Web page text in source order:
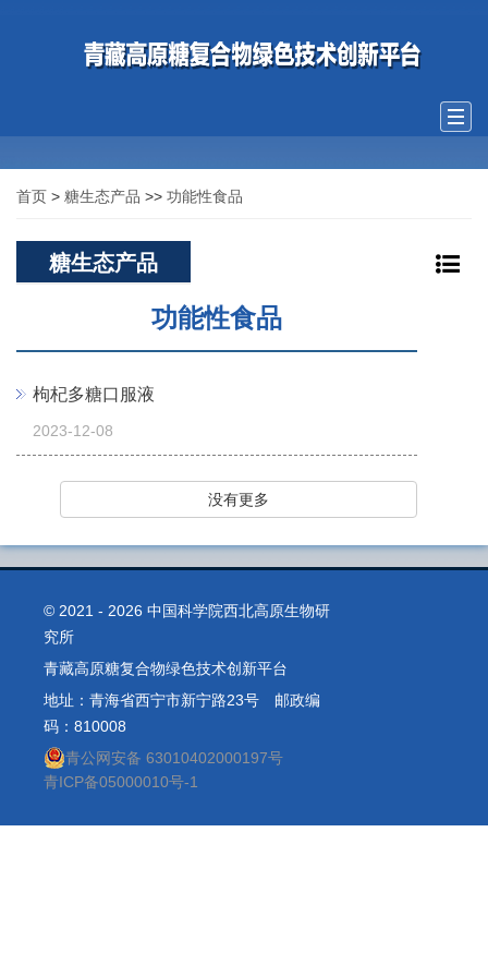
首页 > 糖生态产品 >> 功能性食品
糖生态产品
功能性食品
枸杞多糖口服液
2023-12-08
没有更多
© 2021 - 2026 中国科学院西北高原生物研
究所
青藏高原糖复合物绿色技术创新平台
地址：青海省西宁市新宁路23号 邮政编
码：810008
青公网安备 63010402000197号
青ICP备05000010号-1